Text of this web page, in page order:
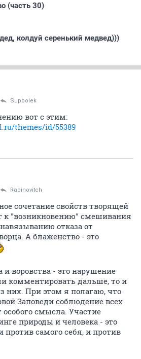
(часть 30)
колдуй серенький медвед)))
Supbolek
вот с этим:
themes/id/55389
Rabinovitch
сочетание свойств творящей
к "возникновению" смешивания
отказа от
А блаженство - это
и воровства - это нарушение
комментировать дальше, то и
них. При этом я полагаю, что
Заповеди соблюдение всех
смысла. Участие
природы и человека - это
против самого себя, и против